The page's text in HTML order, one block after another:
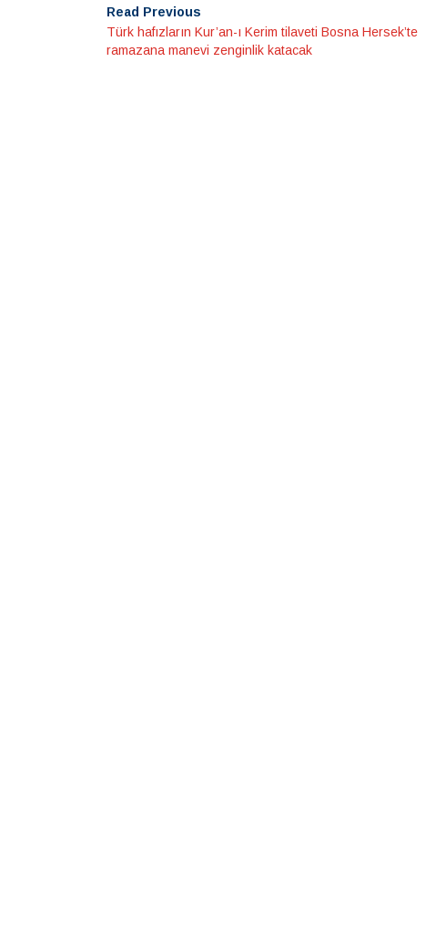
Read Previous
Türk hafızların Kur’an-ı Kerim tilaveti Bosna Hersek’te
ramazana manevi zenginlik katacak